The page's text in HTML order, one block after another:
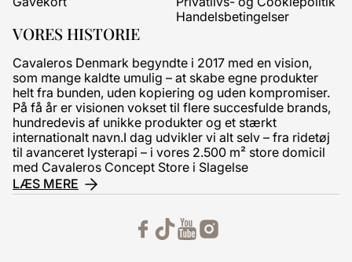
VORES HISTORIE
Cavaleros Denmark begyndte i 2017 med en vision,
som mange kaldte umulig – at skabe egne produkter
helt fra bunden, uden kopiering og uden kompromiser.
På få år er visionen vokset til flere succesfulde brands,
hundredevis af unikke produkter og et stærkt
internationalt navn.I dag udvikler vi alt selv – fra ridetøj
til avanceret lysterapi – i vores 2.500 m² store domicil
med Cavaleros Concept Store i Slagelse
LÆS MERE
Handelsbetingelser